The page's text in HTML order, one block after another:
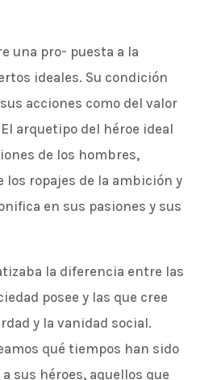
una pro- puesta a la
ideales. Su condición
acciones como del valor
arquetipo del héroe ideal
de los hombres,
los ropajes de la ambición y
en sus pasiones y sus
la diferencia entre las
posee y las que cree
y la vanidad social.
qué tiempos han sido
sus héroes, aquellos que